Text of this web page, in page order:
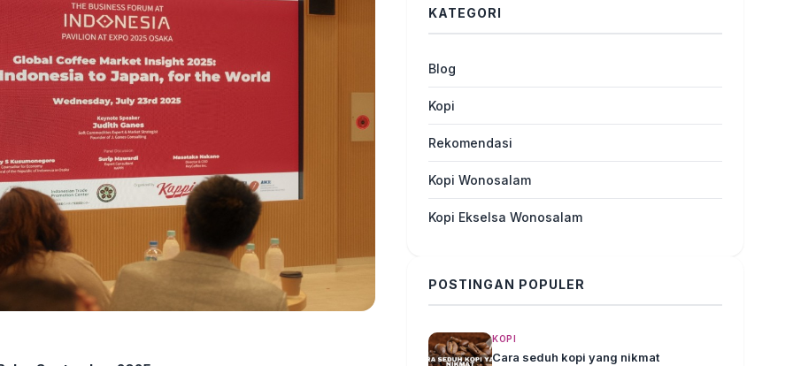
KATEGORI
Blog
Kopi
Rekomendasi
Kopi Wonosalam
Kopi Ekselsa Wonosalam
POSTINGAN POPULER
KOPI
Cara seduh kopi yang nikmat